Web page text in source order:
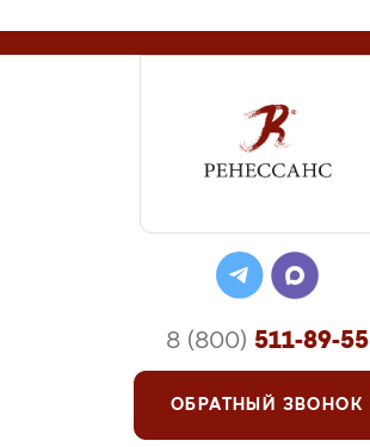
8 (800) 511-89-55
ОБРАТНЫЙ ЗВОНОК